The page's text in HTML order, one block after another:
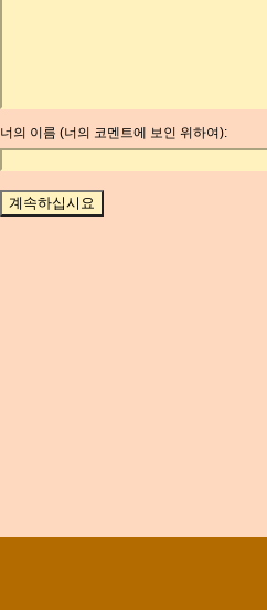
너의 이름 (너의 코멘트에 보인 위하여):